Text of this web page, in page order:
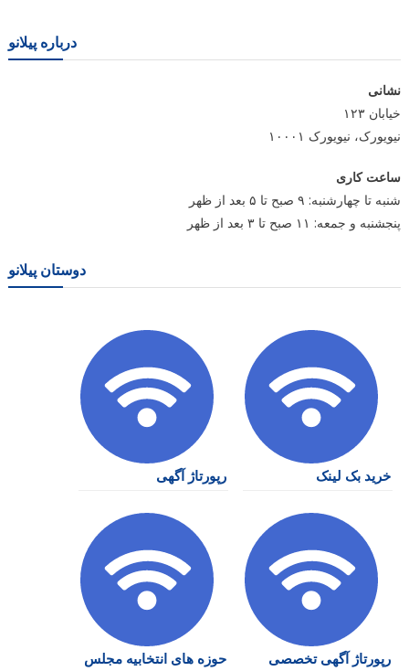
درباره پیلانو
نشانی
خیابان ۱۲۳
نیویورک، نیویورک ۱۰۰۰۱
ساعت کاری
شنبه تا چهارشنبه: ۹ صبح تا ۵ بعد از ظهر
پنجشنبه و جمعه: ۱۱ صبح تا ۳ بعد از ظهر
دوستان پیلانو
خرید بک لینک رپورتاژ آگهی
رپورتاژ آگهی تخصصی حوزه های انتخابیه مجلس